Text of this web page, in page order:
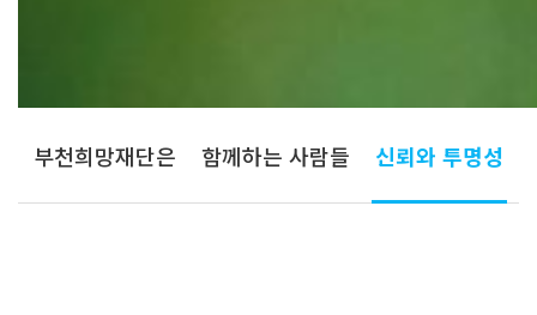
부천희망재단은 함께하는 사람들 신뢰와 투명성